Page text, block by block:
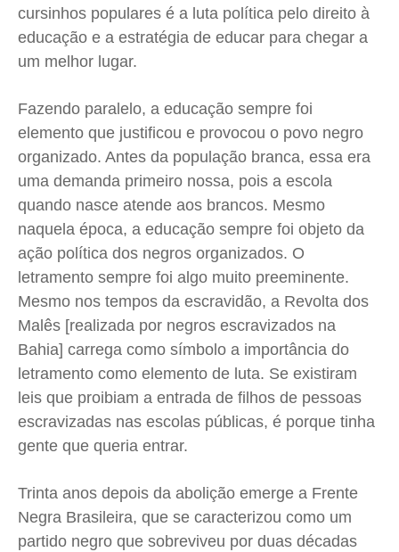
cursinhos populares é a luta política pelo direito à
educação e a estratégia de educar para chegar a
um melhor lugar.
Fazendo paralelo, a educação sempre foi
elemento que justificou e provocou o povo negro
organizado. Antes da população branca, essa era
uma demanda primeiro nossa, pois a escola
quando nasce atende aos brancos. Mesmo
naquela época, a educação sempre foi objeto da
ação política dos negros organizados. O
letramento sempre foi algo muito preeminente.
Mesmo nos tempos da escravidão, a Revolta dos
Malês [realizada por negros escravizados na
Bahia] carrega como símbolo a importância do
letramento como elemento de luta. Se existiram
leis que proibiam a entrada de filhos de pessoas
escravizadas nas escolas públicas, é porque tinha
gente que queria entrar.
Trinta anos depois da abolição emerge a Frente
Negra Brasileira, que se caracterizou como um
partido negro que sobreviveu por duas décadas